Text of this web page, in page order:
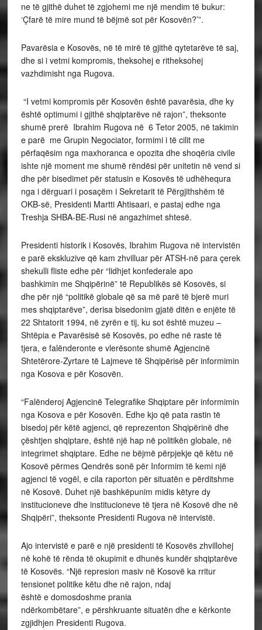
ne të gjithë duhet të zgjohemi me një mendim të bukur:
‘Çfarë të mire mund të bëjmë sot për Kosovën?’”.
Pavarësia e Kosovës, në të mirë të gjithë qytetarëve të saj,
dhe si i vetmi kompromis, theksohej e ritheksohej
vazhdimisht nga Rugova.
“I vetmi kompromis për Kosovën është pavarësia, dhe ky
është optimumi i gjithë shqiptarëve në rajon”, theksonte
shumë prerë Ibrahim Rugova në 6 Tetor 2005, në takimin
e parë me Grupin Negociator, formimi i të cilit me
përfaqësim nga maxhoranca e opozita dhe shoqëria civile
ishte një moment me shumë rëndësi për unitetin në vend si
dhe për bisedimet për statusin e Kosovës të udhëhequra
nga i dërguari i posaçëm i Sekretarit të Përgjithshëm të
OKB-së, Presidenti Martti Ahtisaari, e pastaj edhe nga
Treshja SHBA-BE-Rusi në angazhimet shtesë.
Presidenti historik i Kosovës, Ibrahim Rugova në intervistën
e parë ekskluzive që kam zhvilluar për ATSH-në para çerek
shekulli fliste edhe për “lidhjet konfederale apo
bashkimin me Shqipërinë” të Republikës së Kosovës, si
dhe për një “politikë globale që sa më parë të bjerë muri
mes shqiptarëve”, derisa bisedonim gjatë ditën e enjëte të
22 Shtatorit 1994, në zyrën e tij, ku sot është muzeu –
Shtëpia e Pavarësisë së Kosovës, po edhe në raste të
tjera, e falënderonte e vlerësonte shumë Agjencinë
Shtetërore-Zyrtare të Lajmeve të Shqipërisë për informimin
nga Kosova e për Kosovën.
“Falënderoj Agjencinë Telegrafike Shqiptare për informimin
nga Kosova e për Kosovën. Edhe kjo që pata rastin të
bisedoj për këtë agjenci, që reprezenton Shqipërinë dhe
çështjen shqiptare, është një hap në politikën globale, në
integrimet shqiptare. Edhe ne bëjmë përpjekje që këtu në
Kosovë përmes Qendrës sonë për Informim të kemi një
agjenci të vogël, e cila raporton për situatën e përditshme
në Kosovë. Duhet një bashkëpunim midis këtyre dy
institucioneve dhe institucioneve të tjera në Kosovë dhe në
Shqipëri”, theksonte Presidenti Rugova në intervistë.
Ajo intervistë e parë e një presidenti të Kosovës zhvillohej
në kohë të rënda të okupimit e dhunës kundër shqiptarëve
të Kosovës. “Një represion masiv në Kosovë ka rritur
tensionet politike këtu dhe në rajon, ndaj
është e domosdoshme prania
ndërkombëtare”, e përshkruante situatën dhe e kërkonte
zgjidhjen Presidenti Rugova.